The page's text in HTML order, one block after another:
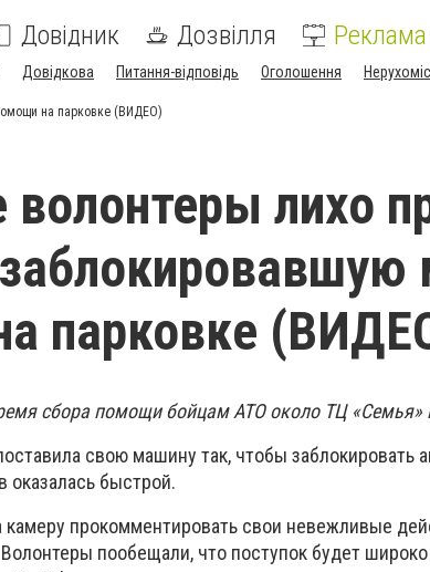
Довідник Дозвілля Реклама
Довідкова Питання-відповідь Оголошення
на парковке (ВИДЕО)
лихо
парковке
сбора помощи бойцам АТО около ТЦ «Семья»
свою машину так, чтобы заблокировать
оказалась быстрой.
прокомментировать свои невежливые
пообещали, что поступок будет